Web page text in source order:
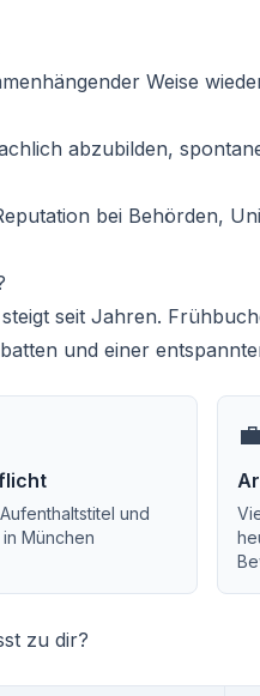
Weise
abzubilden,
bei Behörden,
seit Jahren.
und einer
und
München
zu dir?